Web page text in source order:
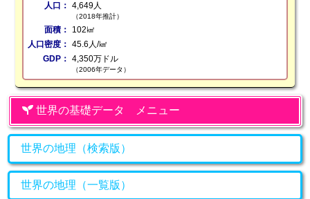
人口： 4,649人
（2018年推計）
面積：
102㎢
人口密度： 45.6人/㎢
GDP： 4,350万ドル
（2006年データ）
世界の基礎データ メニュー
世界の地理（検索版）
世界の地理（一覧版）